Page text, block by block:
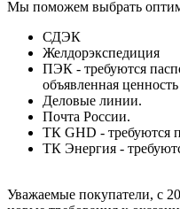
Мы поможем выбрать
СДЭК
Желдорэкспедиция
ПЭК - требуются
объявленная
Деловые линии.
Почта России.
ТК GHD - требуются
ТК Энергия -
Уважаемые покупатели, с